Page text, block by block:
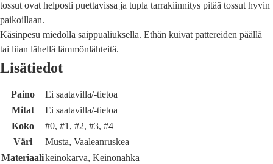
tossut ovat helposti puettavissa ja tupla tarrakiinnitys pitää tossut hyvin
paikoillaan.
Käsinpesu miedolla saippualiuksella. Ethän kuivat pattereiden päällä
tai liian lähellä lämmönlähteitä.
Lisätiedot
Paino
Ei saatavilla/-tietoa
Mitat
Ei saatavilla/-tietoa
Koko
#0, #1, #2, #3, #4
Väri
Musta, Vaaleanruskea
Materiaalikeinokarva, Keinonahka